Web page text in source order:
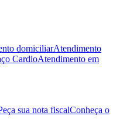
domiciliarAtendimento
CardioAtendimento em
sua nota fiscalConheça o